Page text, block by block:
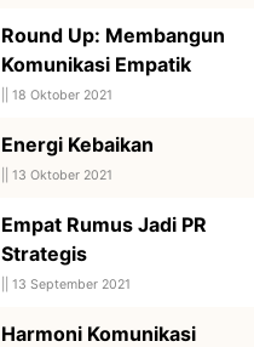
Round Up: Membangun
Komunikasi Empatik
18 Oktober 2021
Energi Kebaikan
13 Oktober 2021
Empat Rumus Jadi PR
Strategis
13 September 2021
Harmoni Komunikasi